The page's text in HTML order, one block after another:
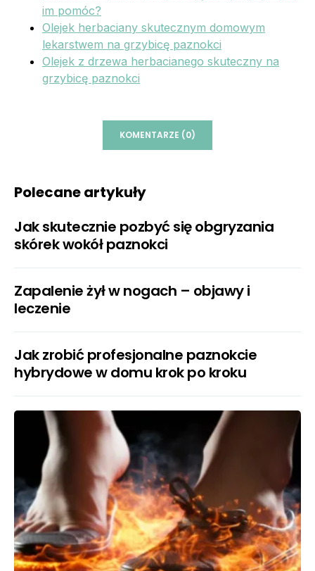
im pomóc?
Olejek herbaciany skutecznym domowym
lekarstwem na grzybicę paznokci
Olejek z drzewa herbacianego skuteczny na
grzybicę paznokci
KOMENTARZE (0)
Polecane artykuły
Jak skutecznie pozbyć się obgryzania
skórek wokół paznokci
Zapalenie żył w nogach – objawy i
leczenie
Jak zrobić profesjonalne paznokcie
hybrydowe w domu krok po kroku